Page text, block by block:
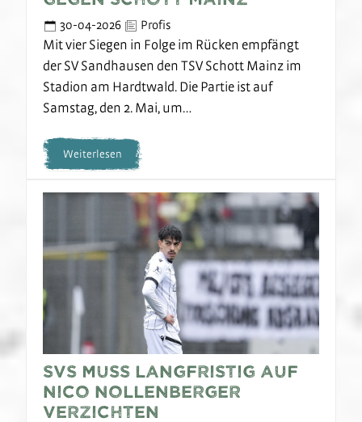
30-04-2026 Profis
Mit vier Siegen in Folge im Rücken empfängt
der SV Sandhausen den TSV Schott Mainz im
Stadion am Hardtwald. Die Partie ist auf
Samstag, den 2. Mai, um…
Weiterlesen
SVS muss langfristig auf
Nico Nollenberger
verzichten